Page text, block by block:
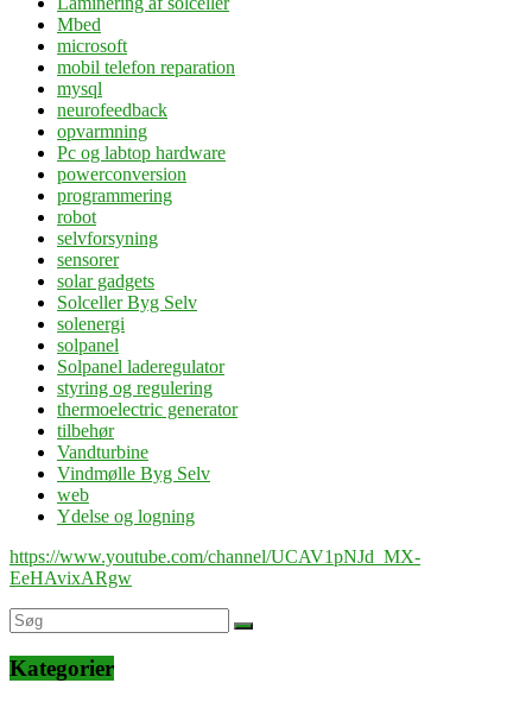
Mbed
microsoft
mobil telefon reparation
mysql
neurofeedback
opvarmning
Pc og labtop hardware
powerconversion
programmering
robot
selvforsyning
sensorer
solar gadgets
Solceller Byg Selv
solenergi
solpanel
Solpanel laderegulator
styring og regulering
thermoelectric generator
tilbehør
Vandturbine
Vindmølle Byg Selv
web
Ydelse og logning
https://www.youtube.com/channel/UCAV1pNJd_MX-
EeHAvixARgw
Kategorier